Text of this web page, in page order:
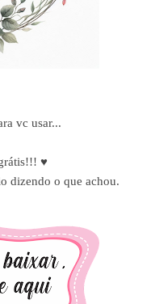
vc usar...
♥
dizendo o que achou.